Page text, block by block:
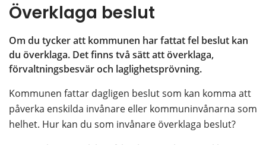
Överklaga beslut
Om du tycker att kommunen har fattat fel beslut kan
du överklaga. Det finns två sätt att överklaga,
förvaltningsbesvär och laglighetsprövning.
Kommunen fattar dagligen beslut som kan komma att
påverka enskilda invånare eller kommuninvånarna som
helhet. Hur kan du som invånare överklaga beslut?